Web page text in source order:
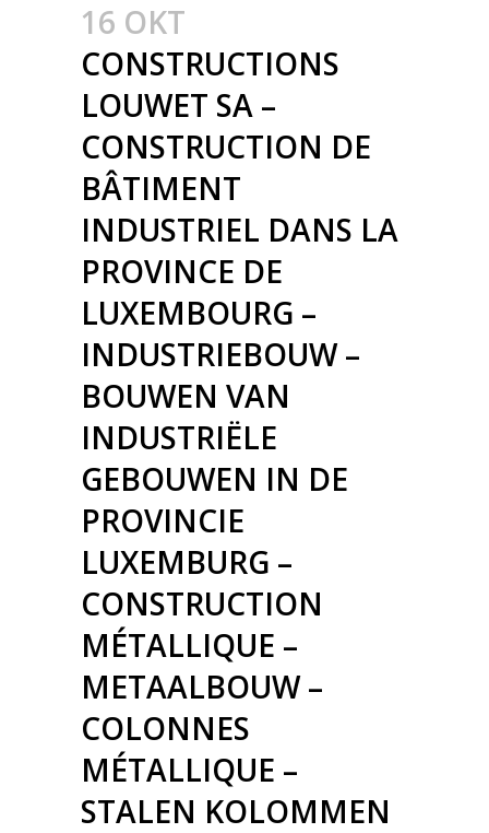
16 OKT
CONSTRUCTIONS
LOUWET SA –
CONSTRUCTION DE
BÂTIMENT
INDUSTRIEL DANS LA
PROVINCE DE
LUXEMBOURG –
INDUSTRIEBOUW –
BOUWEN VAN
INDUSTRIËLE
GEBOUWEN IN DE
PROVINCIE
LUXEMBURG –
CONSTRUCTION
MÉTALLIQUE –
METAALBOUW –
COLONNES
MÉTALLIQUE –
STALEN KOLOMMEN